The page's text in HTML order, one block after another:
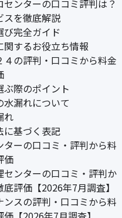
ンターの口コミ評判は？
スを徹底解説
完全ガイド
関するお役立ち情報
４の評判・口コミから料金
際のポイント
水漏れについて
れ
に基づく表記
ターの口コミ・評判から料
価
センターの口コミ・評判か
評価【2026年7月調査】
ンスの評判・口コミから料